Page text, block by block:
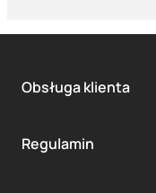
Obsługa klienta
Regulamin